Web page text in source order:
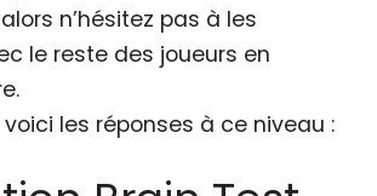
n’hésitez pas à les
le reste des joueurs en
les réponses à ce niveau :